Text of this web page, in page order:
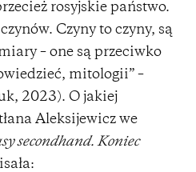
rosyjskie państwo.
Czyny to czyny, są
– one są przeciwko
mitologii” –
2023). O jakiej
Aleksijewicz we
secondhand. Koniec